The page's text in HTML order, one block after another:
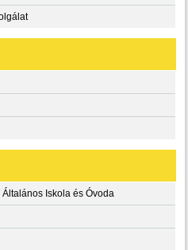
Iskola és Óvoda